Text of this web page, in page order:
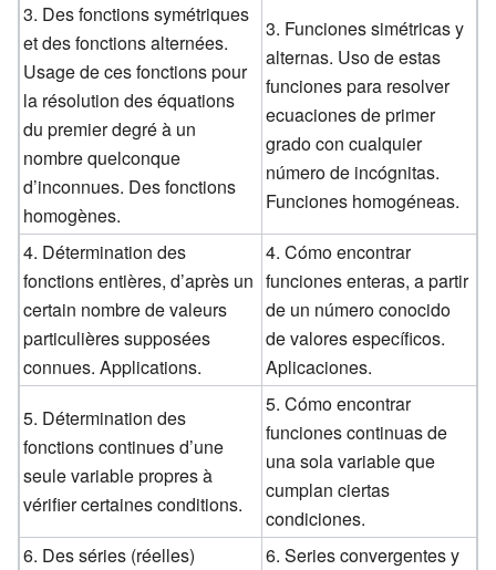
3. Des fonctions symétriques
et des fonctions alternées.
Usage de ces fonctions pour
la résolution des équations
du premier degré à un
nombre quelconque
d’inconnues. Des fonctions
homogènes.
3. Funciones simétricas y
alternas. Uso de estas
funciones para resolver
ecuaciones de primer
grado con cualquier
número de incógnitas.
Funciones homogéneas.
4. Détermination des
fonctions entières, d’après un
certain nombre de valeurs
particulières supposées
connues. Applications.
4. Cómo encontrar
funciones enteras, a partir
de un número conocido
de valores específicos.
Aplicaciones.
5. Détermination des
fonctions continues d’une
seule variable propres à
vérifier certaines conditions.
5. Cómo encontrar
funciones continuas de
una sola variable que
cumplan ciertas
condiciones.
6. Des séries (réelles)
6. Series convergentes y